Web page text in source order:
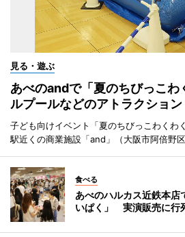
見る・遊ぶ
あべのandで「夏のちびっこ
ルプールなどのアトラクション
子ども向けイベント「夏のちびっこわくわ
駅近くの商業施設「and」（大阪市阿倍野
食べる
あべのハルカス近鉄本店
いぱく」 実演販売に行